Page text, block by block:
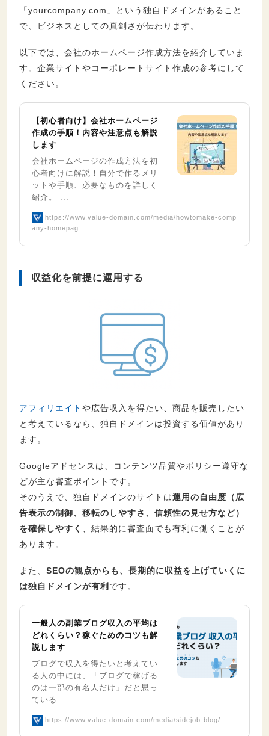
「yourcompany.com」という独自ドメインがあること
で、ビジネスとしての真剣さが伝わります。
以下では、会社のホームページ作成方法を紹介していま
す。企業サイトやコーポレートサイト作成の参考にして
ください。
【初心者向け】会社ホームページ
作成の手順！内容や注意点も解説
します
会社ホームページの作成方法を初
心者向けに解説！自分で作るメリ
ットや手順、必要なものを詳しく
紹介。 ...
https://www.value-domain.com/media/howtomake-comp
any-homepag...
収益化を前提に運用する
アフィリエイト や広告収入を得たい、商品を販売したい
と考えているなら、独自ドメインは投資する価値があり
ます。
Googleアドセンスは、コンテンツ品質やポリシー遵守な
どが主な審査ポイントです。
そのうえで、独自ドメインのサイトは運用の自由度（広
告表示の制御、移転のしやすさ、信頼性の見せ方など）
を確保しやすく
、結果的に審査面でも有利に働くことが
あります。
また、 SEOの観点からも、長期的に収益を上げていくに
は独自ドメインが有利 です。
一般人の副業ブログ収入の平均は
どれくらい？稼ぐためのコツも解
説します
ブログで収入を得たいと考えてい
る人の中には、「ブログで稼げる
のは一部の有名人だけ」だと思っ
ている ...
https://www.value-domain.com/media/sidejob-blog/